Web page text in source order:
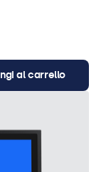
al carrello